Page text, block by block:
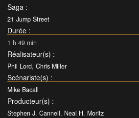
Saga :
21 Jump Street
Durée :
1 h 49 min
Réalisateur(s) :
Phil Lord, Chris Miller
Scénariste(s) :
Mike Bacall
Producteur(s) :
Stephen J. Cannell, Neal H. Moritz